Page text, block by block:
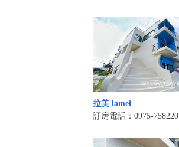
拉美 lamei
訂房電話：0975-758220